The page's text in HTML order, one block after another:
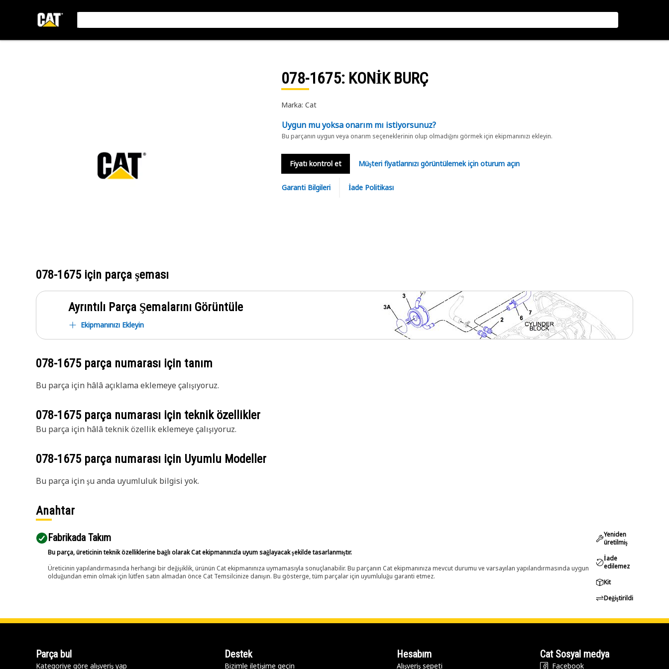
078-1675: KONİK BURÇ
Marka: Cat
Uygun mu yoksa onarım mı istiyorsunuz?
Bu parçanın uygun veya onarım seçeneklerinin olup olmadığını görmek için ekipmanınızı ekleyin.
Fiyatı kontrol et Müşteri fiyatlarınızı görüntülemek için oturum açın
Garanti Bilgileri İade Politikası
078-1675 için parça şeması
Ayrıntılı Parça Şemalarını Görüntüle
Ekipmanınızı Ekleyin
078-1675 parça numarası için tanım
Bu parça için hâlâ açıklama eklemeye çalışıyoruz.
078-1675 parça numarası için teknik özellikler
Bu parça için hâlâ teknik özellik eklemeye çalışıyoruz.
078-1675 parça numarası için Uyumlu Modeller
Bu parça için şu anda uyumluluk bilgisi yok.
Anahtar
Fabrikada Takım
Bu parça, üreticinin teknik özelliklerine bağlı olarak Cat ekipmanınızla uyum sağlayacak şekilde tasarlanmıştır.
Üreticinin yapılandırmasında herhangi bir değişiklik, ürünün Cat ekipmanınıza uymamasıyla sonuçlanabilir. Bu parçanın Cat ekipmanınıza mevcut durumu ve varsayılan yapılandırmasında uygun
olduğundan emin olmak için lütfen satın almadan önce Cat Temsilcinize danışın. Bu gösterge, tüm parçalar için uyumluluğu garanti etmez.
Yeniden
üretilmiş
İade
edilemez
Kit
Değiştirildi
Parça bul
Kategoriye göre alışveriş yap
Destek
Bizimle iletişime geçin
Hesabım
Alışveriş sepeti
Cat Sosyal medya
Facebook